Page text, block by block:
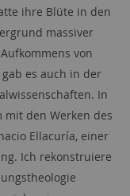
ihre Blüte in den
massiver
von
es auch in der
In
den Werken des
Ellacuría, einer
Ich rekonstruiere